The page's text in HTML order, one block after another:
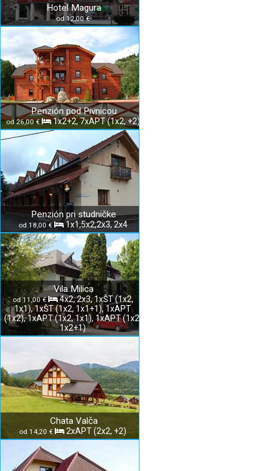
Hotel Magura
od 12,00 €
Penzión pod Pivnicou
od 26,00 € 1x2+2, 7xAPT (1x2, +2)
Penzión pri studničke
od 18,00 € 1x1,5x2,2x3, 2x4
Vila Milica
od 11,00 €
4x2, 2x3, 1xŠT (1x2,
1x1), 1xŠT (1x2, 1x1+1), 1xAPT
(1x2), 1xAPT (1x2, 1x1), 1xAPT (1x2,
1x2+1)
Chata Valča
od 14,20 € 2xAPT (2x2, +2)